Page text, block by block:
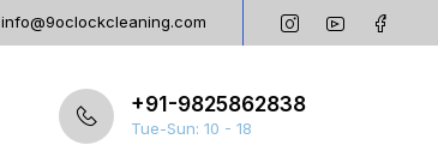
info@9oclockcleaning.com
+91-9825862838
Tue-Sun: 10 - 18